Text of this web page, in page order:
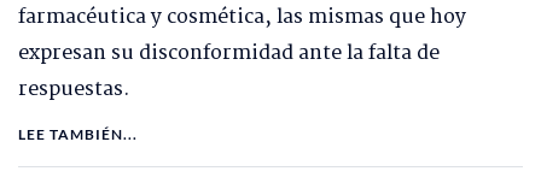
farmacéutica y cosmética, las mismas que hoy
expresan su disconformidad ante la falta de
respuestas.
LEE TAMBIÉN...